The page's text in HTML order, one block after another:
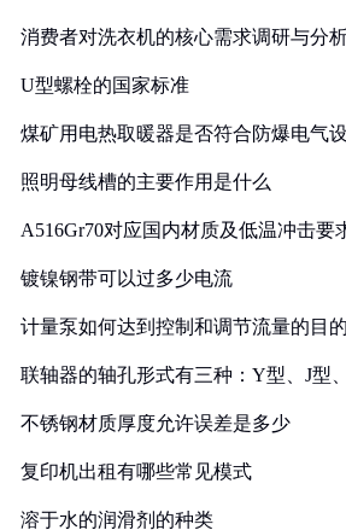
消费者对洗衣机的核心需求调研与分
U型螺栓的国家标准
煤矿用电热取暖器是否符合防爆电气
照明母线槽的主要作用是什么
A516Gr70对应国内材质及低温冲击要
镀镍钢带可以过多少电流
计量泵如何达到控制和调节流量的目的
联轴器的轴孔形式有三种：Y型、J型
不锈钢材质厚度允许误差是多少
复印机出租有哪些常见模式
溶于水的润滑剂的种类